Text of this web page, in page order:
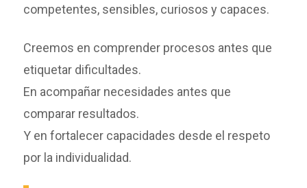
competentes, sensibles, curiosos y capaces.
Creemos en comprender procesos antes que
etiquetar dificultades.
En acompañar necesidades antes que
comparar resultados.
Y en fortalecer capacidades desde el respeto
por la individualidad.